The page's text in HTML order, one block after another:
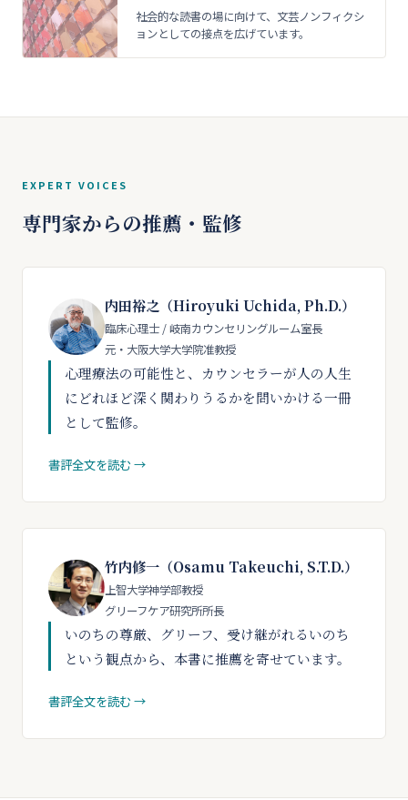
社会的な読書の場に向けて、文芸ノンフィクシ
ョンとしての接点を広げています。
EXPERT VOICES
専門家からの推薦・監修
内田裕之（Hiroyuki Uchida, Ph.D.）
臨床心理士 / 岐南カウンセリングルーム室長
元・大阪大学大学院准教授
心理療法の可能性と、カウンセラーが人の人生
にどれほど深く関わりうるかを問いかける一冊
として監修。
書評全文を読む →
竹内修一（Osamu Takeuchi, S.T.D.）
上智大学神学部教授
グリーフケア研究所所長
いのちの尊厳、グリーフ、受け継がれるいのち
という観点から、本書に推薦を寄せています。
書評全文を読む →